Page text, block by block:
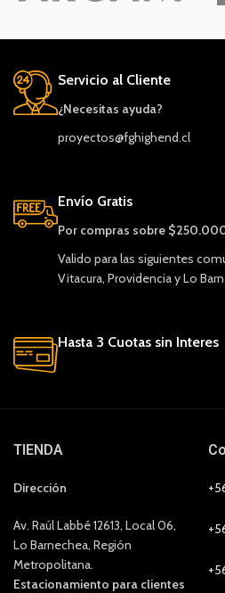
Servicio al Cliente
¿Necesitas ayuda?
proyectos@fghighend.cl
Envío Gratis
Por compras sobre
Valido para las siguientes
Vitacura, Providencia y Lo
Hasta 3 Cuotas sin Interes
TIENDA
Dirección
Av. Raúl Labbé 12613, Local 06,
Lo Barnechea, Región
Metropolitana.
Estacionamiento para clientes